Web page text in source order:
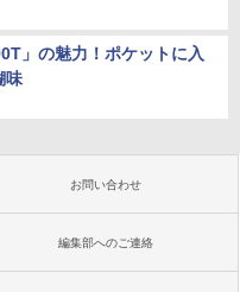
」の魅力！ポケットに入
味
お問い合わせ
編集部へのご連絡